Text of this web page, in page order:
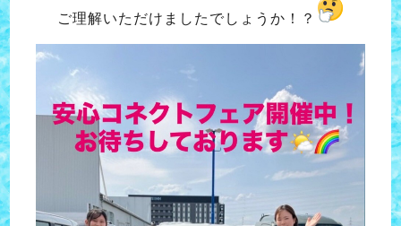
ご理解いただけましたでしょうか！？